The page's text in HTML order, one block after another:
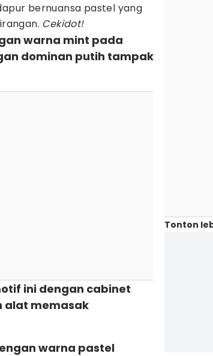
bernuansa pastel yang
Cekidot!
warna mint pada
dominan putih tampak
ini dengan cabinet
alat memasak
warna pastel
Tonton